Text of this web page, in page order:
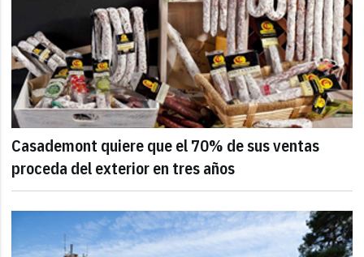
Casademont quiere que el 70% de sus ventas
proceda del exterior en tres años